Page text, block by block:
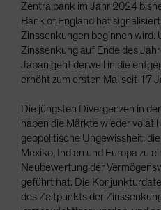
Zentralbank im Jahr 2024
Bank of England hat
Zinssenkungen beginnen wird.
Zinssenkung auf Ende des
Japan geht derweil in die
erhöht zum ersten Mal seit 17
Die jüngsten Divergenzen in
haben die Märkte wieder
geopolitische Ungewissheit,
Mexiko, Indien und Europa zu
Neubewertung der
geführt hat. Die
des Zeitpunkts der